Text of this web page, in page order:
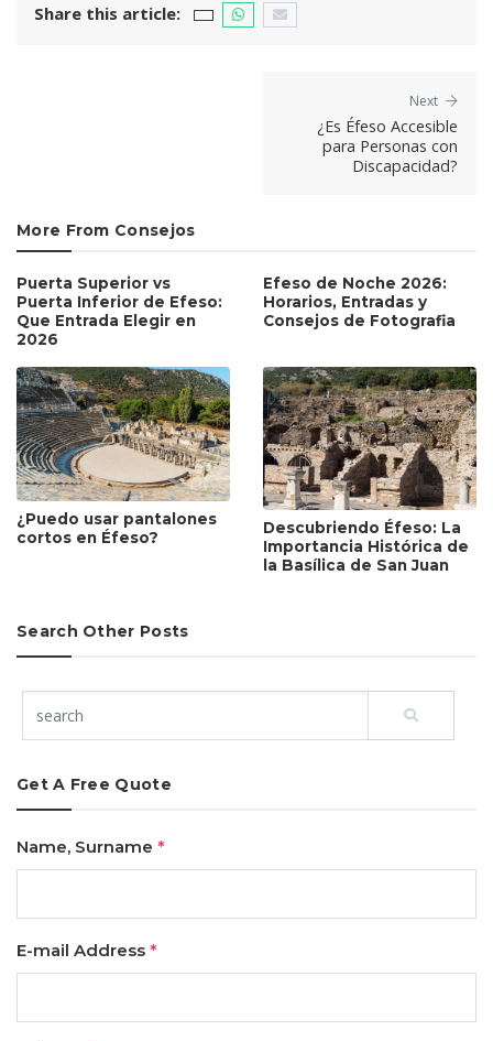
Share this article:
Next
¿Es Éfeso Accesible
para Personas con
Discapacidad?
More From Consejos
Puerta Superior vs
Puerta Inferior de Efeso:
Que Entrada Elegir en
2026
Efeso de Noche 2026:
Horarios, Entradas y
Consejos de Fotografia
¿Puedo usar pantalones
cortos en Éfeso?
Descubriendo Éfeso: La
Importancia Histórica de
la Basílica de San Juan
Search Other Posts
Get A Free Quote
Name, Surname *
E-mail Address *